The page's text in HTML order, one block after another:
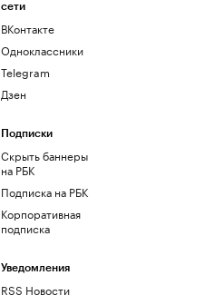
сети
ВКонтакте
Одноклассники
Telegram
Дзен
Подписки
Скрыть баннеры
на РБК
Подписка на РБК
Корпоративная
подписка
Уведомления
RSS Новости